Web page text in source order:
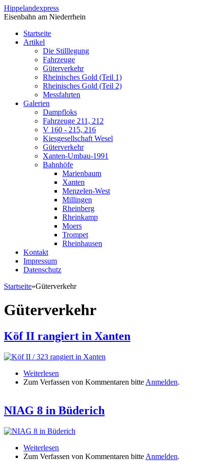
Direkt zum Inhalt
Hippelandexpress
Eisenbahn am Niederrhein
Startseite
Artikel
Die Stilllegung
Fahrzeuge
Güterverkehr
Rheinisches Gold (Teil 1)
Rheinisches Gold (Teil 2)
Messfahrten
Galerien
Dampfloks
Fahrzeuge 211, 212
V 160 - 215, 216
Kiesgesellschaft Wesel
Güterverkehr
Xanten-Umbau-1991
Bahnhöfe
Marienbaum
Xanten
Menzelen-West
Millingen
Rheinberg
Rheinkamp
Moers
Trompet
Rheinhausen
Kontakt
Impressum
Datenschutz
Startseite»Güterverkehr
Güterverkehr
Köf II rangiert in Xanten
Weiterlesen
Zum Verfassen von Kommentaren bitte Anmelden.
NIAG 8 in Büderich
Weiterlesen
Zum Verfassen von Kommentaren bitte Anmelden.